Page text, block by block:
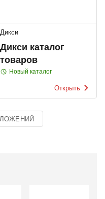
Дикси
Дикси каталог
товаров
Новый каталог
Открыть